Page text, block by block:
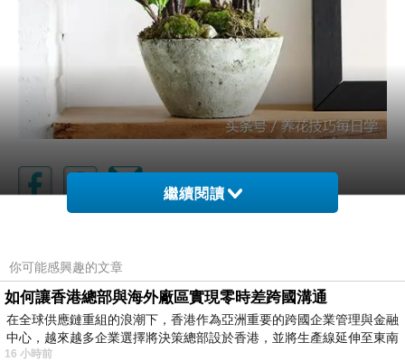
下一篇： 種了兩棵小龍柏
繼續閱讀
你可能感興趣的文章
如何讓香港總部與海外廠區實現零時差跨國溝通
在全球供應鏈重組的浪潮下，香港作為亞洲重要的跨國企業管理與金融
中心，越來越多企業選擇將決策總部設於香港，並將生產線延伸至東南
16 小時前